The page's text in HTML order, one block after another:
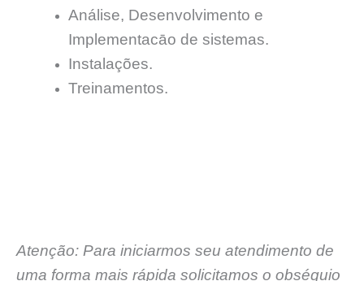
Análise, Desenvolvimento e
Implementacāo de sistemas.
Instalações.
Treinamentos.
Atenção: Para iniciarmos seu atendimento de
uma forma mais rápida solicitamos o obséquio